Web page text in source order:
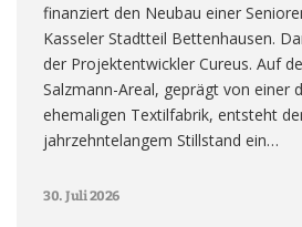
finanziert den Neubau einer
Kasseler Stadtteil Bettenhausen.
der Projektentwickler Cureus. Auf
Salzmann-Areal, geprägt von einer
ehemaligen Textilfabrik, entsteht
jahrzehntelangem Stillstand ein…
30. Juli 2026